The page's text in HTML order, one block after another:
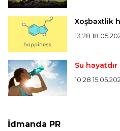
Xoşbəxtlik
13:28
Su həyatdır
10:28
İdmanda PR